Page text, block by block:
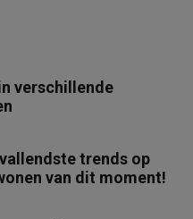
verschillende
trends op
van dit moment!